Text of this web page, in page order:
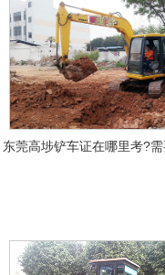
东莞高埗铲车证在哪里考?